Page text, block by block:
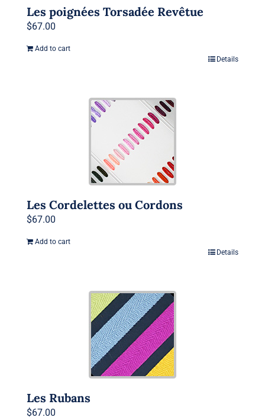
Les poignées Torsadée Revêtue
$67.00
Add to cart
Details
Les Cordelettes ou Cordons
$67.00
Add to cart
Details
Les Rubans
$67.00